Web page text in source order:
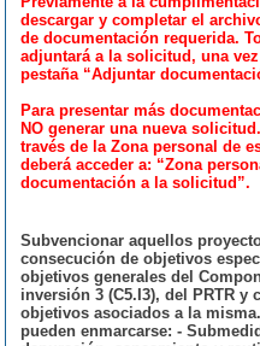
descargar y completar el
de documentación requerida.
adjuntará a la solicitud, una
pestaña “Adjuntar
Para presentar más
NO generar una nueva
través de la Zona personal de
deberá acceder a: “Zona
documentación a la solicitud”.
Subvencionar aquellos
consecución de objetivos
objetivos generales del
inversión 3 (C5.I3), del PRTR
objetivos asociados a la
pueden enmarcarse: -